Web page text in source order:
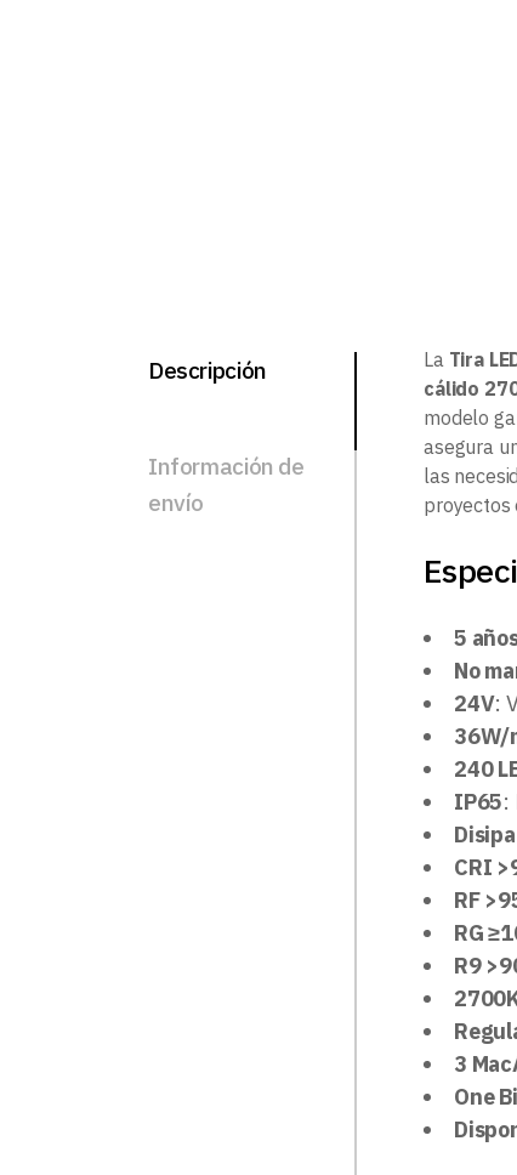
Descripción
Información de
envío
La Tira
cálido
modelo
asegura
las
proyectos
5
No
24V:
36W/
240
IP65:
CRI
RF
RG
R9
3
One